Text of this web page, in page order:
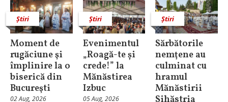
Știri
Moment de
rugăciune şi
împlinire la o
biserică din
Bucureşti
02 Aug, 2026
Știri
Evenimentul
„Roagă-te și
crede!” la
Mănăstirea
Izbuc
05 Aug, 2026
Știri
Sărbătorile
nemţene au
culminat cu
hramul
Mănăstirii